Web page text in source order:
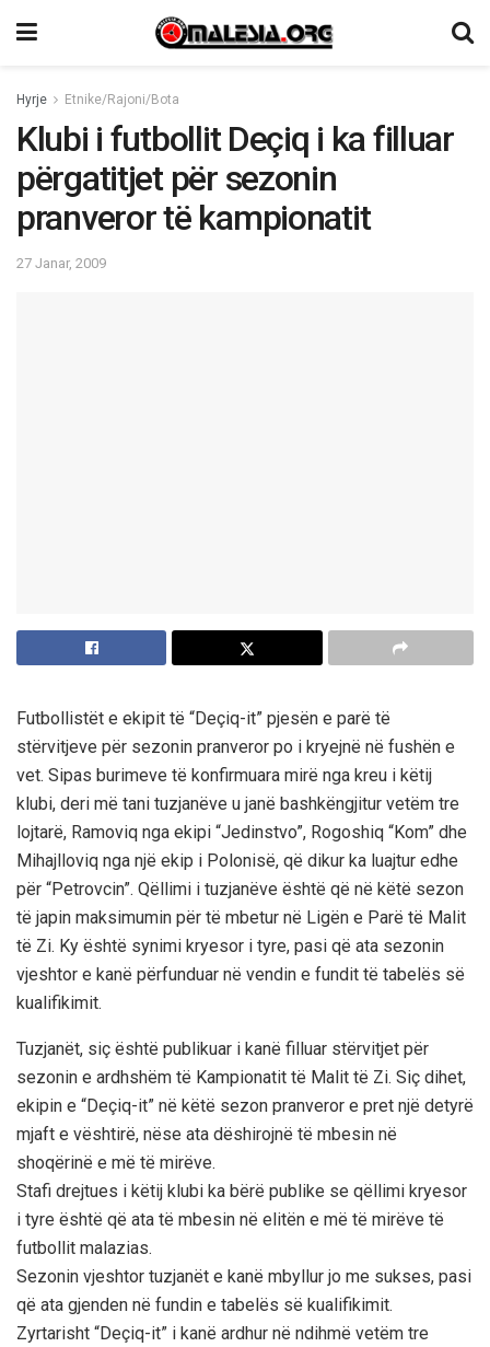
Hyrje Etnike/Rajoni/Bota
Klubi i futbollit Deçiq i ka filluar
përgatitjet për sezonin
pranveror të kampionatit
27 Janar, 2009
Futbollistët e ekipit të “Deçiq-it” pjesën e parë të
stërvitjeve për sezonin pranveror po i kryejnë në fushën e
vet. Sipas burimeve të konfirmuara mirë nga kreu i këtij
klubi, deri më tani tuzjanëve u janë bashkëngjitur vetëm tre
lojtarë, Ramoviq nga ekipi “Jedinstvo”, Rogoshiq “Kom” dhe
Mihajlloviq nga një ekip i Polonisë, që dikur ka luajtur edhe
për “Petrovcin”. Qëllimi i tuzjanëve është që në këtë sezon
të japin maksimumin për të mbetur në Ligën e Parë të Malit
të Zi. Ky është synimi kryesor i tyre, pasi që ata sezonin
vjeshtor e kanë përfunduar në vendin e fundit të tabelës së
kualifikimit.
Tuzjanët, siç është publikuar i kanë filluar stërvitjet për
sezonin e ardhshëm të Kampionatit të Malit të Zi. Siç dihet,
ekipin e “Deçiq-it” në këtë sezon pranveror e pret një detyrë
mjaft e vështirë, nëse ata dëshirojnë të mbesin në
shoqërinë e më të mirëve.
Stafi drejtues i këtij klubi ka bërë publike se qëllimi kryesor
i tyre është që ata të mbesin në elitën e më të mirëve të
futbollit malazias.
Sezonin vjeshtor tuzjanët e kanë mbyllur jo me sukses, pasi
që ata gjenden në fundin e tabelës së kualifikimit.
Zyrtarisht “Deçiq-it” i kanë ardhur në ndihmë vetëm tre